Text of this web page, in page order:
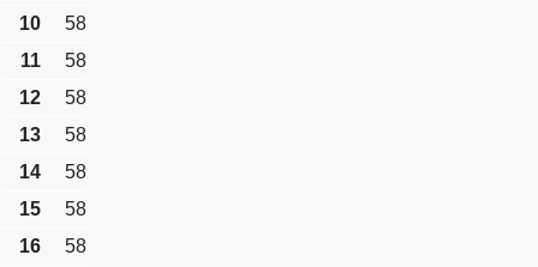
10
58
11
58
12
58
13
58
14
58
15
58
16
58